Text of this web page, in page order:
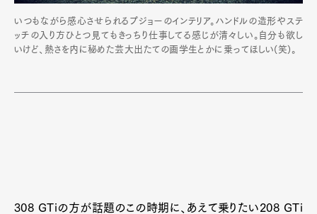
いつもながら感心させられるプジョーのインテリア。ハンドルの造形やステ
ッチの入り方ひとつ見てもきっちり仕事してる感じが清々しい。自分も欲し
いけど、熱さを内に秘めた芸大出たての画学生とかに乗ってほしい(笑)。
308 GTiの方が話題のこの時期に、あえて乗りたい208 GTi